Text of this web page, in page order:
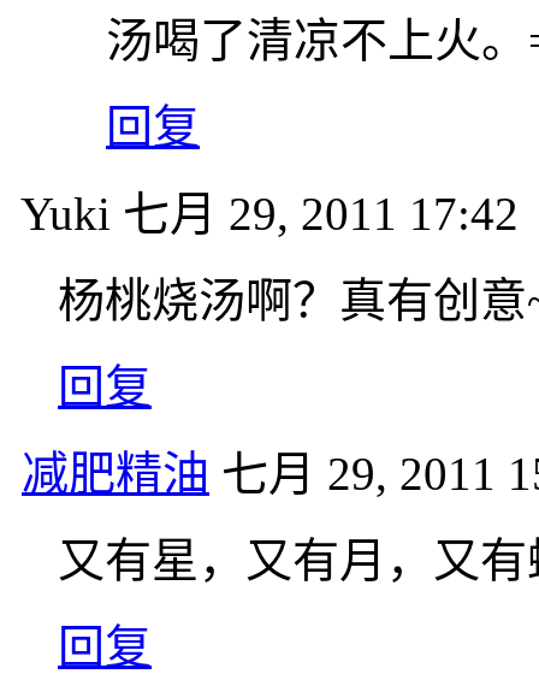
汤喝了清凉不上火。
回复
Yuki 七月 29, 2011 17:42
杨桃烧汤啊？真有创意
回复
减肥精油 七月 29, 2011
又有星，又有月，又
回复